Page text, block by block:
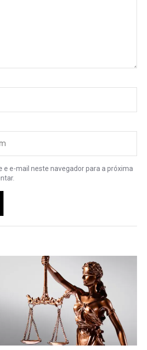
e e-mail neste navegador para a próxima